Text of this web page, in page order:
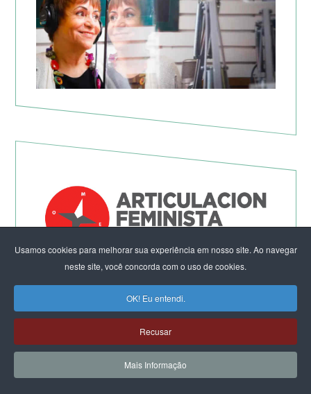
Usamos cookies para melhorar sua experiência em nosso site. Ao navegar
neste site, você concorda com o uso de cookies.
OK! Eu entendi.
Recusar
Mais Informação
Não à Guerra Imperialista!